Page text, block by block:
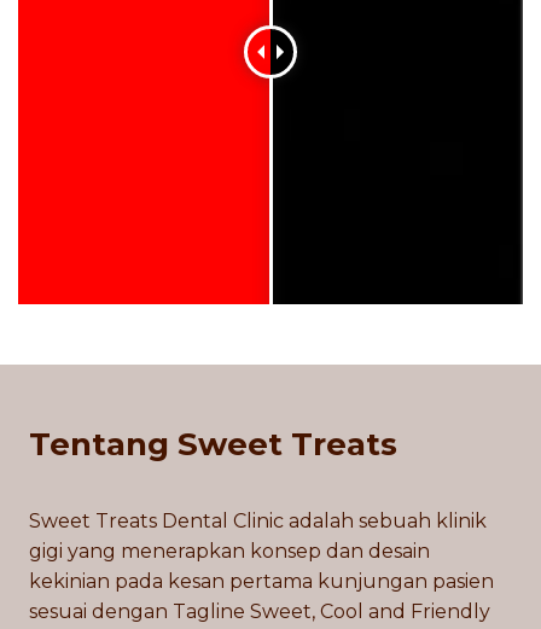
Tentang Sweet Treats
Sweet Treats Dental Clinic adalah sebuah klinik
gigi yang menerapkan konsep dan desain
kekinian pada kesan pertama kunjungan pasien
sesuai dengan Tagline Sweet, Cool and Friendly